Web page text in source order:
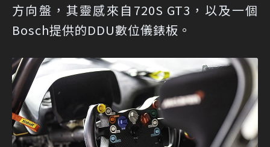
方向盤，其靈感來自720S GT3，以及一個
Bosch提供的DDU數位儀錶板。